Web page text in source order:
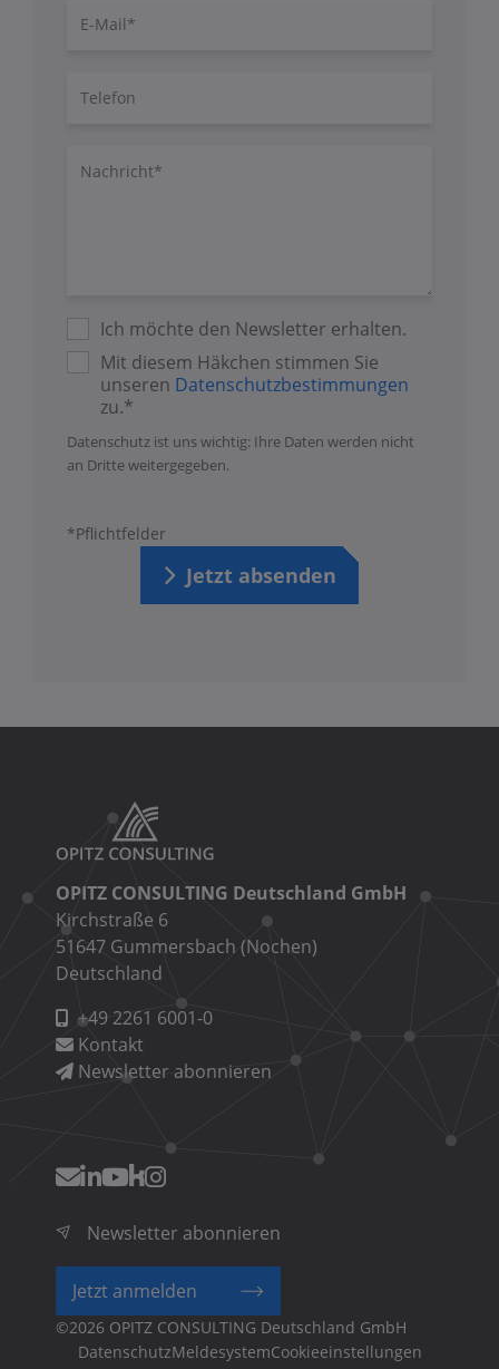
E-
Telefon
Nachricht/Fragen
Ich möchte den Newsletter erhalten.
Mit diesem Häkchen stimmen Sie
unseren Datenschutzbestimmungen
zu.*
Datenschutz ist uns wichtig: Ihre Daten werden nicht
an Dritte weitergegeben.
*Pflichtfelder
Jetzt absenden
OPITZ CONSULTING Deutschland GmbH
Kirchstraße 6
51647 Gummersbach (Nochen)
Deutschland
+49 2261 6001-0
Kontakt
Newsletter abonnieren
Newsletter abonnieren
Jetzt anmelden
©2026 OPITZ CONSULTING Deutschland GmbH
Fußzeilenmenü
Cookieeinstellungen